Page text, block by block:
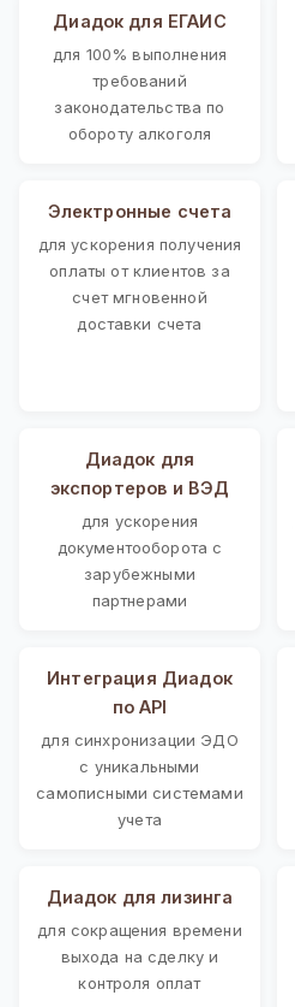
Диадок для ЕГАИС
для 100% выполнения
требований
законодательства по
обороту алкоголя
Электронные счета
для ускорения получения
оплаты от клиентов за
счет мгновенной
доставки счета
Диадок для
экспортеров и ВЭД
для ускорения
документооборота с
зарубежными
партнерами
Интеграция Диадок
по API
для синхронизации ЭДО
с уникальными
самописными системами
учета
Диадок для лизинга
для сокращения времени
выхода на сделку и
контроля оплат